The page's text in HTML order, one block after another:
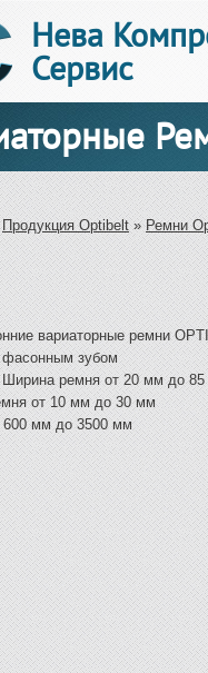
Нева
Сервис
Продукция Optibelt»Ремни
вариаторные ремни
фасонным зубом
ремня от 20 мм до
от 10 мм до 30 мм
мм до 3500 мм